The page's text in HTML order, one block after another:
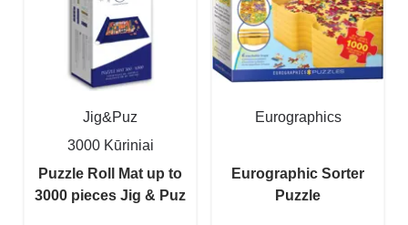
Jig&Puz
3000 Kūriniai
Puzzle Roll Mat up to
3000 pieces Jig & Puz
Eurographics
Eurographic Sorter
Puzzle